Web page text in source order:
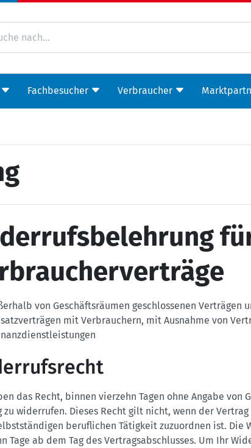
Fachbesucher Verbraucher
von Geschäftsräumen geschlossenen Verträgen
mit Verbrauchern, mit Ausnahme von
das Recht, binnen vierzehn Tagen ohne Angabe von
zu widerrufen. Dieses Recht gilt nicht, wenn der
beruflichen Tätigkeit zuzuordnen ist. Die
Tage ab dem Tag des Vertragsabschlusses. Um Ihr